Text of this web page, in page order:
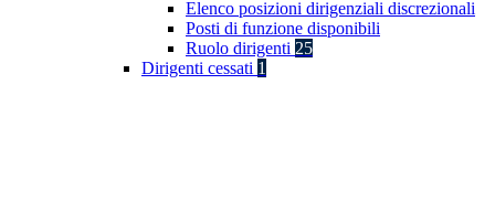
Elenco posizioni dirigenziali discrezionali
Posti di funzione disponibili
Ruolo dirigenti 25
Dirigenti cessati 1